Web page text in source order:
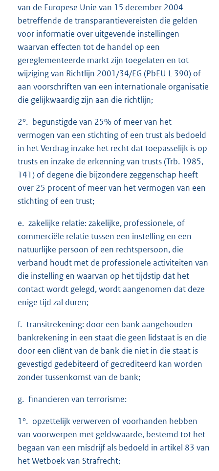
van de Europese Unie van 15 december 2004
betreffende de transparantievereisten die gelden
voor informatie over uitgevende instellingen
waarvan effecten tot de handel op een
gereglementeerde markt zijn toegelaten en tot
wijziging van Richtlijn 2001/34/EG (PbEU L 390) of
aan voorschriften van een internationale organisatie
die gelijkwaardig zijn aan die richtlijn;
2°. begunstigde van 25% of meer van het
vermogen van een stichting of een trust als bedoeld
in het Verdrag inzake het recht dat toepasselijk is op
trusts en inzake de erkenning van trusts (Trb. 1985,
141) of degene die bijzondere zeggenschap heeft
over 25 procent of meer van het vermogen van een
stichting of een trust;
e. zakelijke relatie: zakelijke, professionele, of
commerciële relatie tussen een instelling en een
natuurlijke persoon of een rechtspersoon, die
verband houdt met de professionele activiteiten van
die instelling en waarvan op het tijdstip dat het
contact wordt gelegd, wordt aangenomen dat deze
enige tijd zal duren;
f. transitrekening: door een bank aangehouden
bankrekening in een staat die geen lidstaat is en die
door een cliënt van de bank die niet in die staat is
gevestigd gedebiteerd of gecrediteerd kan worden
zonder tussenkomst van de bank;
g. financieren van terrorisme:
1°. opzettelijk verwerven of voorhanden hebben
van voorwerpen met geldswaarde, bestemd tot het
begaan van een misdrijf als bedoeld in artikel 83 van
het Wetboek van Strafrecht;